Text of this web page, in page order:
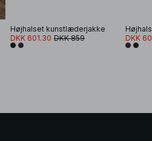
Højhalset kunstlæderjakke
DKK 601.30 DKK 859
DKK